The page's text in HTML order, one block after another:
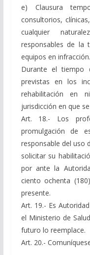
e) Clausura
consultorios,
cualquier
responsables de la
equipos en infracción.
Durante el tiempo
previstas en los
rehabilitación en
jurisdicción en que
Art. 18.- Los
promulgación de
responsable del uso
solicitar su
por ante la
ciento ochenta
presente.
Art. 19.- Es
el Ministerio de
futuro lo reemplace.
Art. 20.-